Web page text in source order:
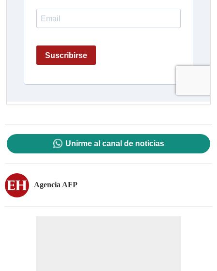
Unirme al canal de noticias
Agencia AFP